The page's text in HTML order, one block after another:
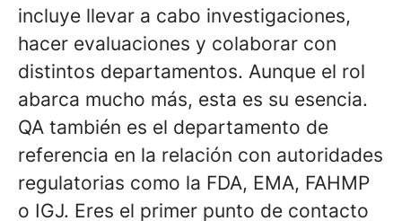
incluye llevar a cabo investigaciones,
hacer evaluaciones y colaborar con
distintos departamentos. Aunque el rol
abarca mucho más, esta es su esencia.
QA también es el departamento de
referencia en la relación con autoridades
regulatorias como la FDA, EMA, FAHMP
o IGJ. Eres el primer punto de contacto